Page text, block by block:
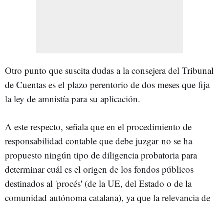
Otro punto que suscita dudas a la consejera del Tribunal
de Cuentas es el plazo perentorio de dos meses que fija
la ley de amnistía para su aplicación.
A este respecto, señala que en el procedimiento de
responsabilidad contable que debe juzgar no se ha
propuesto ningún tipo de diligencia probatoria para
determinar cuál es el origen de los fondos públicos
destinados al 'procés' (de la UE, del Estado o de la
comunidad autónoma catalana), ya que la relevancia de